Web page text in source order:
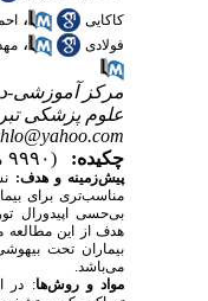
کاکایی
،
فولادی
،
مرکز آموزشی-
علوم پزشکی
چکیده:
(۹۹۹۰ مشاهده)
پیش‌زمینه و هدف:
مناسب‌تری برای
بی‌حسی اپیدورال
هدف از این مطالعه
بیماران تحت
می‌باشد.
مواد و روش‌ها